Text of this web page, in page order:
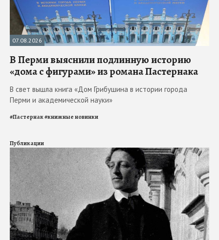
07.08.2026
В Перми выяснили подлинную историю
«дома с фигурами» из романа Пастернака
В свет вышла книга «Дом Грибушина в истории города
Перми и академической науки»
#Пастернак#книжные новинки
Публикации